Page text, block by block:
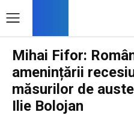
Mihai Fifor:
amenințării
măsurilor de
Ilie Bolojan